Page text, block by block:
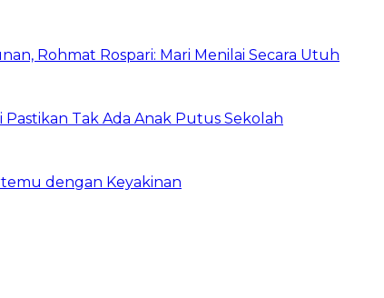
Rohmat Rospari: Mari Menilai Secara Utuh
Tak Ada Anak Putus Sekolah
dengan Keyakinan